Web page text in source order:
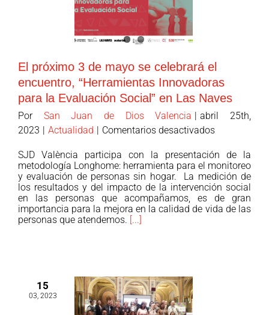
la
intervención
social
con
situación
de
sin
hogar
El próximo 3 de mayo se celebrará el
encuentro, “Herramientas Innovadoras
para la Evaluación Social” en Las Naves
Por San Juan de Dios Valencia | abril 25th,
2023 | Actualidad | Comentarios desactivadosen
próximo
3
de
mayo
se
SJD València participa con la presentación de la
metodología Longhome: herramienta para el monitoreo
y evaluación de personas sin hogar. La medición de
los resultados y del impacto de la intervención social
en las personas que acompañamos, es de gran
importancia para la mejora en la calidad de vida de las
personas que atendemos. [...]
15
03, 2023